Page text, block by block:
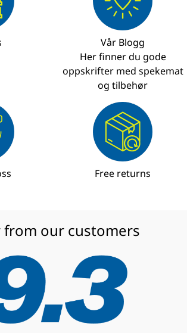
Vår Blogg
Her finner du gode
oppskrifter med spekemat
og tilbehør
Free returns
from our customers